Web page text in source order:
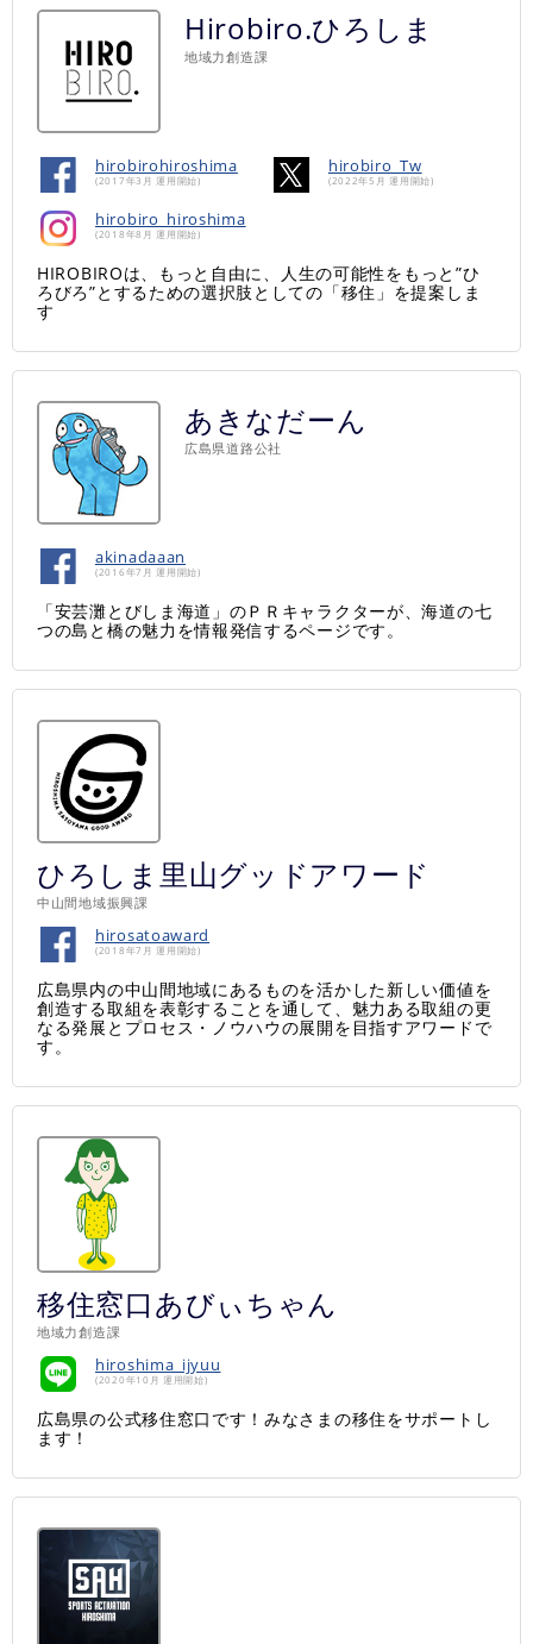
Hirobiro.ひろしま
地域力創造課
hirobirohiroshima
(2017年3月 運用開始)
hirobiro_Tw
(2022年5月 運用開始)
hirobiro_hiroshima
(2018年8月 運用開始)
HIROBIROは、もっと自由に、人生の可能性をもっと”ひ
ろびろ”とするための選択肢としての「移住」を提案しま
す
あきなだーん
広島県道路公社
akinadaaan
(2016年7月 運用開始)
「安芸灘とびしま海道」のＰＲキャラクターが、海道の七
つの島と橋の魅力を情報発信するページです。
ひろしま里山グッドアワード
中山間地域振興課
hirosatoaward
(2018年7月 運用開始)
広島県内の中山間地域にあるものを活かした新しい価値を
創造する取組を表彰することを通して、魅力ある取組の更
なる発展とプロセス・ノウハウの展開を目指すアワードで
す。
移住窓口あびぃちゃん
地域力創造課
hiroshima_ijyuu
(2020年10月 運用開始)
広島県の公式移住窓口です！みなさまの移住をサポートし
ます！